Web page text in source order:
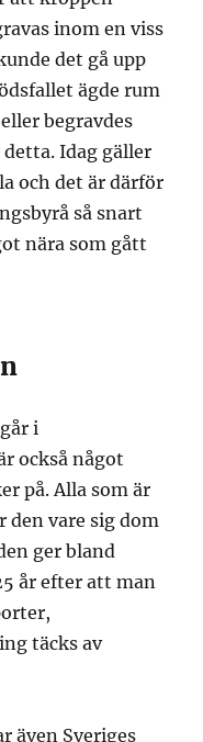
inom en viss
det gå upp
ägde rum
begravdes
detta. Idag gäller
och det är därför
så snart
nära som gått
i
också något
på. Alla som är
den vare sig dom
ger bland
år efter att man
täcks av
även Sveriges